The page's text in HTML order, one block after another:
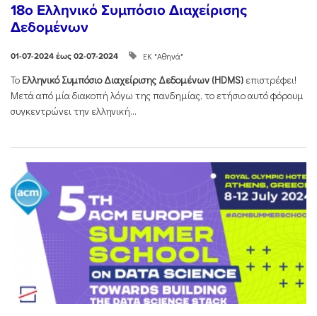
18o Ελληνικό Συμπόσιο Διαχείρισης
Δεδομένων
01-07-2024 έως 02-07-2024 ΕΚ "Αθηνά"
Το Ελληνικό Συμπόσιο Διαχείρισης Δεδομένων (HDMS) επιστρέφει!
Μετά από μία διακοπή λόγω της πανδημίας, το ετήσιο αυτό φόρουμ
συγκεντρώνει την ελληνική...